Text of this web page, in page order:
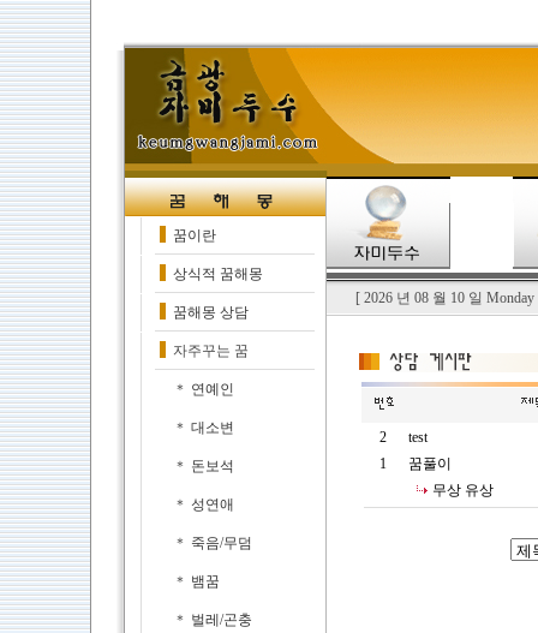
꿈이란
상식적 꿈해몽
꿈해몽 상담
자주꾸는 꿈
＊ 연예인
＊ 대소변
＊ 돈보석
＊ 성연애
＊ 죽음/무덤
＊ 뱀꿈
＊ 벌레/곤충
[ 2026 년 08 월 10 일 Monday